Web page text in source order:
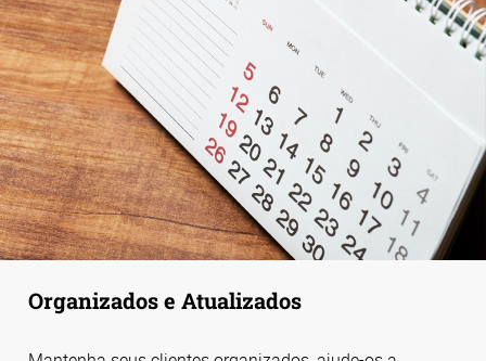
Organizados e Atualizados